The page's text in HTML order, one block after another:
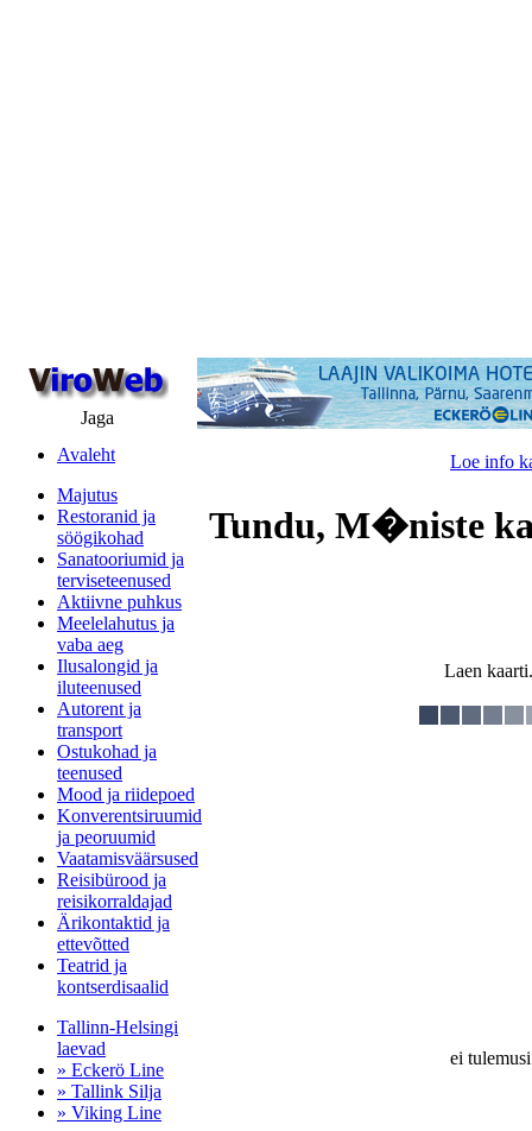
Jaga
Avaleht
Majutus
Restoranid ja
söögikohad
Sanatooriumid ja
terviseteenused
Aktiivne puhkus
Meelelahutus ja
vaba aeg
Ilusalongid ja
iluteenused
Autorent ja
transport
Ostukohad ja
teenused
Mood ja riidepoed
Konverentsiruumid
ja peoruumid
Vaatamisväärsused
Reisibürood ja
reisikorraldajad
Ärikontaktid ja
ettevõtted
Teatrid ja
kontserdisaalid
Tallinn-Helsingi
laevad
» Eckerö Line
» Tallink Silja
» Viking Line
Loe info
Tundu, M�niste
Laen
ei